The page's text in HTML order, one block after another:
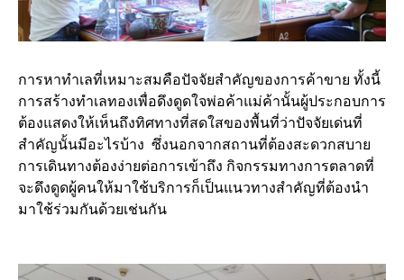
การหาทำเลที่เหมาะสมคือปัจจัยสำคัญของการค้าขาย ทั้งนี้
การสร้างทำเลทองเพื่อดึงดูดใจพ่อค้าแม่ค้านั้นผู้ประกอบการ
ต้องแสดงให้เห็นถึงทิศทางที่สดใสของพื้นที่ว่าปัจจัยเด่นที่
สำคัญนั้นมีอะไรบ้าง ซึ่งนอกจากสถานที่ต้องสะดวกสบาย
การเดินทางต้องง่ายต่อการเข้าถึง กิจกรรมทางการตลาดที่
จะดึงดูดผู้คนให้มาใช้บริการก็เป็นแนวทางสำคัญที่ต้องนำ
มาใช้ร่วมกันด้วยเช่นกัน